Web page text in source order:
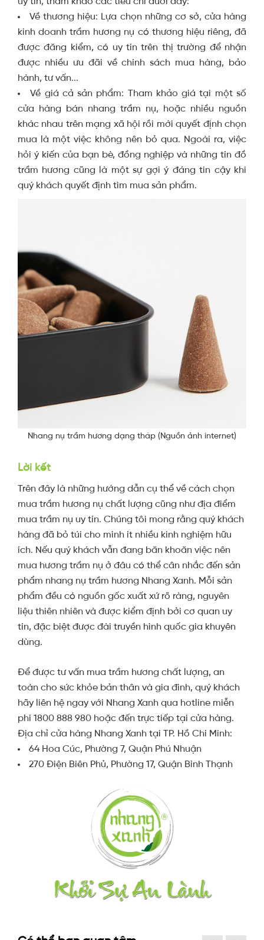
Về thương hiệu: Lựa chọn những cơ sở, cửa hàng
kinh doanh trầm hương nụ có thương hiệu riêng, đã
được đăng kiểm, có uy tín trên thị trường để nhận
được nhiều ưu đãi về chính sách mua hàng, bảo
hành, tư vấn...
Về giá cả sản phẩm: Tham khảo giá tại một số
cửa hàng bán nhang trầm nụ, hoặc nhiều nguồn
khác nhau trên mạng xã hội rồi mới quyết định chọn
mua là một việc không nên bỏ qua. Ngoài ra, việc
hỏi ý kiến của bạn bè, đồng nghiệp và những tín đồ
trầm hương cũng là một sự gợi ý đáng tin cậy khi
quý khách quyết định tìm mua sản phẩm.
Nhang nụ trầm hương dạng tháp (Nguồn ảnh internet)
Lời kết
Trên đây là những hướng dẫn cụ thể về cách chọn
mua trầm hương nụ chất lượng cũng như địa điểm
mua trầm nụ uy tín. Chúng tôi mong rằng quý khách
hàng đã bỏ túi cho mình ít nhiều kinh nghiệm hữu
ích. Nếu quý khách vẫn đang băn khoăn việc nên
mua hương trầm nụ ở đâu có thể cân nhắc đến sản
phẩm nhang nụ trầm hương Nhang Xanh. Mỗi sản
phẩm đều có nguồn gốc xuất xứ rõ ràng, nguyên
liệu thiên nhiên và được kiểm định bởi cơ quan uy
tín, đặc biệt được đài truyền hình quốc gia khuyên
dùng.
Để được tư vấn mua trầm hương chất lượng, an
toàn cho sức khỏe bản thân và gia đình, quý khách
hãy liên hệ ngay với Nhang Xanh qua hotline miễn
phí 1800 888 980 hoặc đến trực tiếp tại cửa hàng.
Địa chỉ cửa hàng Nhang Xanh tại TP. Hồ Chí Minh:
64 Hoa Cúc, Phường 7, Quận Phú Nhuận
270 Điện Biên Phủ, Phường 17, Quận Bình Thạnh